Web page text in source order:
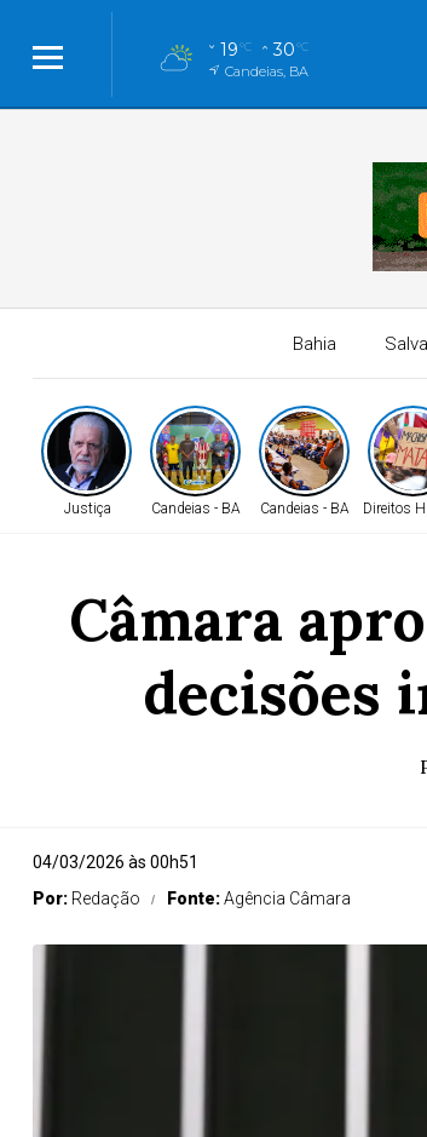
19°C 30°C
Candeias, BA
Bahia
Justiça Candeias - BA Candeias - BA Direitos
Câmara
decisões
04/03/2026 às 00h51
Por: Redação Fonte:Agência Câmara